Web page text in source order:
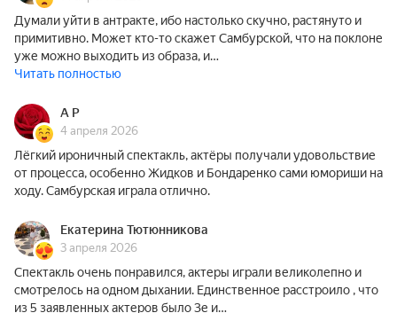
Думали уйти в антракте, ибо настолько скучно, растянуто и
примитивно. Может кто-то скажет Самбурской, что на поклоне
уже можно выходить из образа, и…
Читать полностью
A P
4 апреля 2026
Лёгкий ироничный спектакль, актёры получали удовольствие
от процесса, особенно Жидков и Бондаренко сами юмориши на
ходу. Самбурская играла отлично.
Екатерина Тютюнникова
3 апреля 2026
Спектакль очень понравился, актеры играли великолепно и
смотрелось на одном дыхании. Единственное расстроило , что
из 5 заявленных актеров было 3е и…